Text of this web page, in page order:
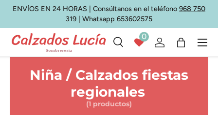
Ir al contenido
ENVÍOS EN 24 HORAS | Consúltanos en el teléfono 968 750
319 | Whatsapp 653602575
Buscar
Tipo de producto
Buscar
0
Iniciar sesión
Bolsa
Menú
Niña / Calzados fiestas
regionales
(1 productos)